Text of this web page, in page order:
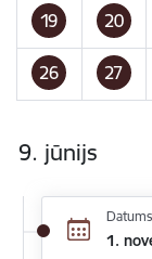
19 20
26 27
9. jūnijs
Datums
1.